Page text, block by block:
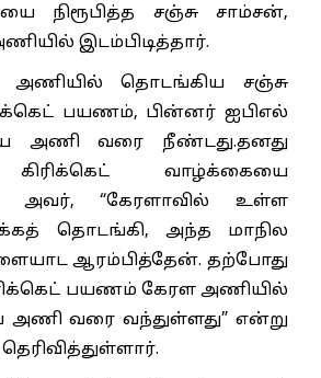
நிரூபித்த சஞ்சு சாம்சன்,
இடம்பிடித்தார்.
அணியில் தொடங்கிய சஞ்சு
பயணம், பின்னர் ஐபிஎல்
அணி வரை நீண்டது.தனது
வாழ்க்கையை
அவர், “கேரளாவில் உள்ள
தொடங்கி, அந்த மாநில
ஆரம்பித்தேன். தற்போது
பயணம் கேரள அணியில்
அணி வரை வந்துள்ளது” என்று